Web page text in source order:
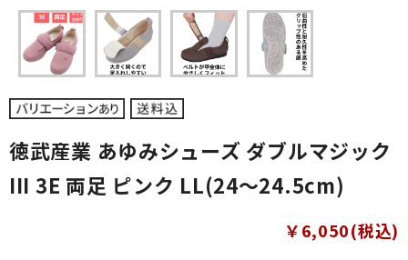
徳武産業 あゆみシューズ ダブルマジック
III 3E 両足 ピンク LL(24～24.5cm)
￥6,050(税込)